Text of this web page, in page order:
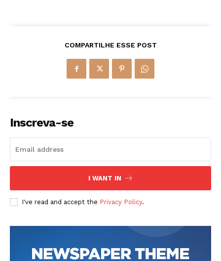
COMPARTILHE ESSE POST
Inscreva-se
I WANT IN
I've read and accept the Privacy Policy.